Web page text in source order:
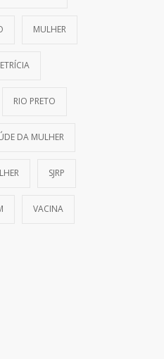
MULHER
RIO PRETO
DA MULHER
SJRP
VACINA